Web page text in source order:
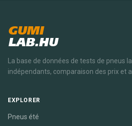
GUMI
LAB.HU
La base de données de tests de pneus
indépendants, comparaison des prix et
EXPLORER
Pneus été